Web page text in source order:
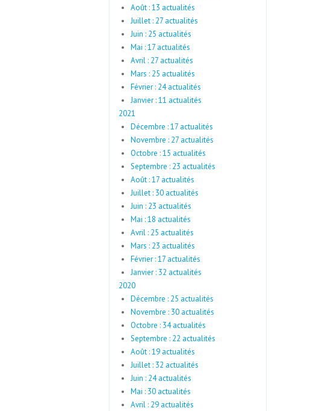
Août : 13 actualités
Juillet : 27 actualités
Juin : 25 actualités
Mai : 17 actualités
Avril : 27 actualités
Mars : 25 actualités
Février : 24 actualités
Janvier : 11 actualités
2021
Décembre : 17 actualités
Novembre : 27 actualités
Octobre : 15 actualités
Septembre : 23 actualités
Août : 17 actualités
Juillet : 30 actualités
Juin : 23 actualités
Mai : 18 actualités
Avril : 25 actualités
Mars : 23 actualités
Février : 17 actualités
Janvier : 32 actualités
2020
Décembre : 25 actualités
Novembre : 30 actualités
Octobre : 34 actualités
Septembre : 22 actualités
Août : 19 actualités
Juillet : 32 actualités
Juin : 24 actualités
Mai : 30 actualités
Avril : 29 actualités